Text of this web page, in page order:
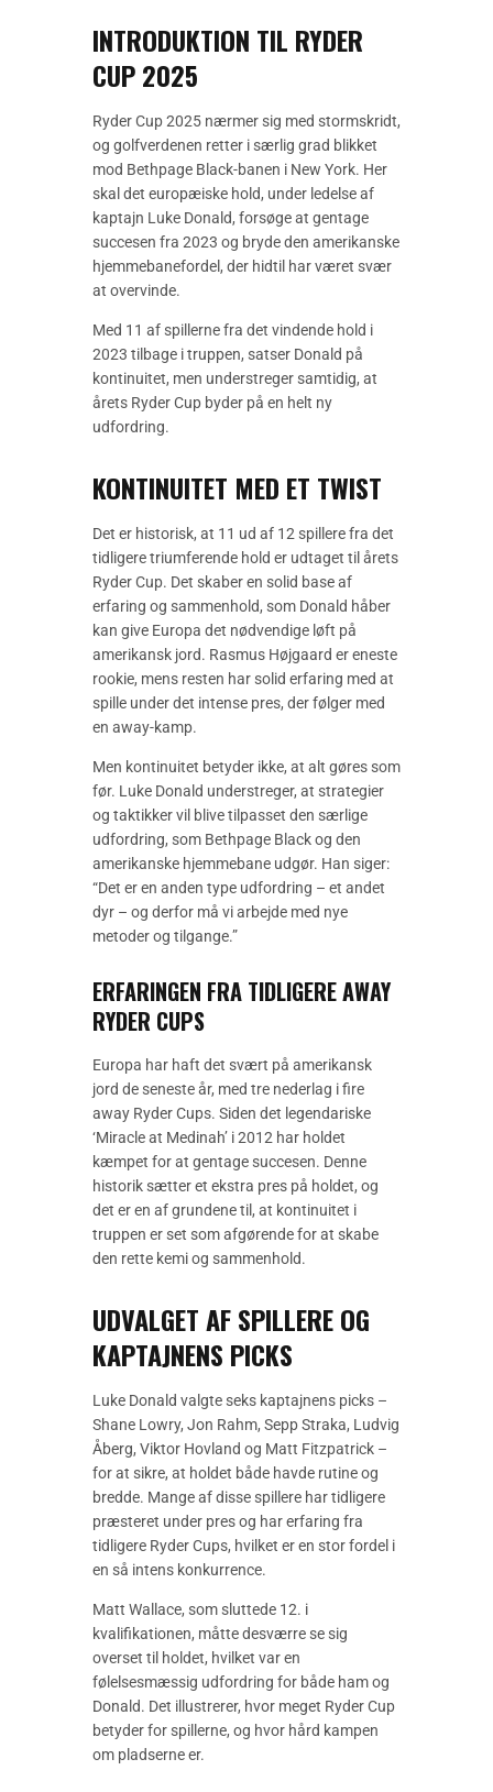
INTRODUKTION TIL RYDER
CUP 2025
Ryder Cup 2025 nærmer sig med stormskridt,
og golfverdenen retter i særlig grad blikket
mod Bethpage Black-banen i New York. Her
skal det europæiske hold, under ledelse af
kaptajn Luke Donald, forsøge at gentage
succesen fra 2023 og bryde den amerikanske
hjemmebanefordel, der hidtil har været svær
at overvinde.
Med 11 af spillerne fra det vindende hold i
2023 tilbage i truppen, satser Donald på
kontinuitet, men understreger samtidig, at
årets Ryder Cup byder på en helt ny
udfordring.
KONTINUITET MED ET TWIST
Det er historisk, at 11 ud af 12 spillere fra det
tidligere triumferende hold er udtaget til årets
Ryder Cup. Det skaber en solid base af
erfaring og sammenhold, som Donald håber
kan give Europa det nødvendige løft på
amerikansk jord. Rasmus Højgaard er eneste
rookie, mens resten har solid erfaring med at
spille under det intense pres, der følger med
en away-kamp.
Men kontinuitet betyder ikke, at alt gøres som
før. Luke Donald understreger, at strategier
og taktikker vil blive tilpasset den særlige
udfordring, som Bethpage Black og den
amerikanske hjemmebane udgør. Han siger:
“Det er en anden type udfordring – et andet
dyr – og derfor må vi arbejde med nye
metoder og tilgange.”
ERFARINGEN FRA TIDLIGERE AWAY
RYDER CUPS
Europa har haft det svært på amerikansk
jord de seneste år, med tre nederlag i fire
away Ryder Cups. Siden det legendariske
‘Miracle at Medinah’ i 2012 har holdet
kæmpet for at gentage succesen. Denne
historik sætter et ekstra pres på holdet, og
det er en af grundene til, at kontinuitet i
truppen er set som afgørende for at skabe
den rette kemi og sammenhold.
UDVALGET AF SPILLERE OG
KAPTAJNENS PICKS
Luke Donald valgte seks kaptajnens picks –
Shane Lowry, Jon Rahm, Sepp Straka, Ludvig
Åberg, Viktor Hovland og Matt Fitzpatrick –
for at sikre, at holdet både havde rutine og
bredde. Mange af disse spillere har tidligere
præsteret under pres og har erfaring fra
tidligere Ryder Cups, hvilket er en stor fordel i
en så intens konkurrence.
Matt Wallace, som sluttede 12. i
kvalifikationen, måtte desværre se sig
overset til holdet, hvilket var en
følelsesmæssig udfordring for både ham og
Donald. Det illustrerer, hvor meget Ryder Cup
betyder for spillerne, og hvor hård kampen
om pladserne er.